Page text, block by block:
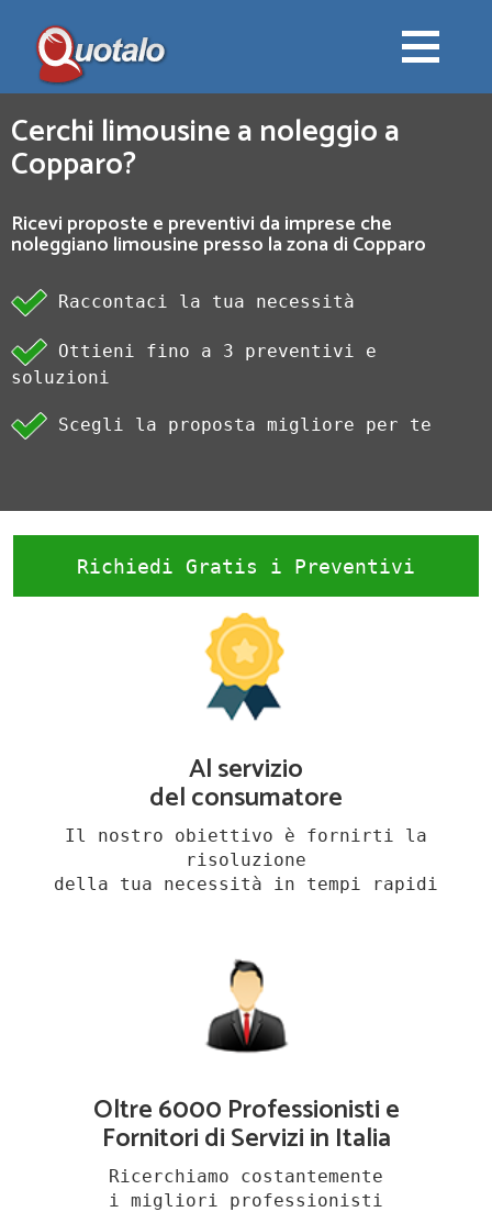
Cerchi limousine a noleggio a
Copparo?
Ricevi proposte e preventivi da imprese che
noleggiano limousine presso la zona di Copparo
Raccontaci la tua necessità
Ottieni fino a 3 preventivi e
soluzioni
Scegli la proposta migliore per te
Richiedi Gratis i Preventivi
Al servizio
del consumatore
Il nostro obiettivo è fornirti la
risoluzione
della tua necessità in tempi rapidi
Oltre 6000 Professionisti e
Fornitori di Servizi in Italia
Ricerchiamo costantemente
i migliori professionisti